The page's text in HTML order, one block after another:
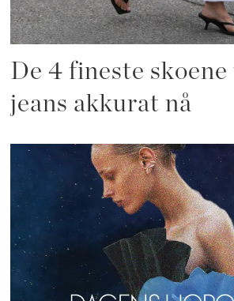
De 4 fineste skoene
jeans akkurat nå